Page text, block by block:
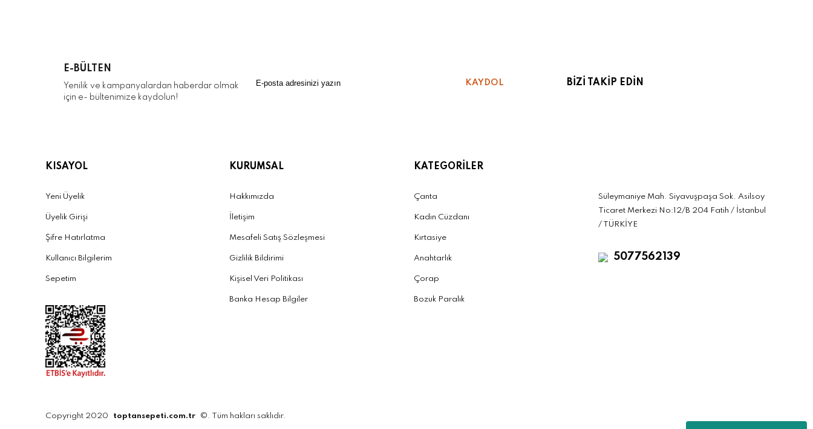
E-BÜLTEN
Yenilik ve kampanyalardan haberdar olmak
için e- bültenimize kaydolun!
KAYDOL BİZİ TAKİP EDİN
KISAYOL
Yeni Üyelik
Üyelik Girişi
Şifre Hatırlatma
Kullanıcı Bilgilerim
Sepetim
KURUMSAL
Hakkımızda
İletişim
Mesafeli Satış Sözleşmesi
Gizlilik Bildirimi
Kişisel Veri Politikası
Banka Hesap Bilgiler
KATEGORİLER
Çanta
Kadın Cüzdanı
Kırtasiye
Anahtarlık
Çorap
Bozuk Paralık
Süleymaniye Mah. Siyavuşpaşa Sok. Asilsoy
Ticaret Merkezi No:12/B 204 Fatih / İstanbul
/ TÜRKİYE
5077562139
Copyright 2020 toptansepeti.com.tr ©. Tüm hakları saklıdır.